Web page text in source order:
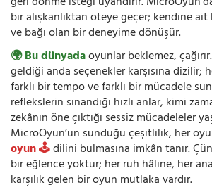
bir alışkanlıktan öteye geçer; kendine
ve bağı olan bir deneyime dönüşür.
🌍 Bu dünyadaoyunlar beklemez,
geldiği anda seçenekler karşısına dizilir;
farklı bir tempo ve farklı bir mücadele
reflekslerin sınandığı hızlı anlar, kimi
zekânın öne çıktığı sessiz mücadeleler
MicroOyun’un sunduğu çeşitlilik, her
oyun 🕹️dilini bulmasına imkân tanır.
bir eğlence yoktur; her ruh hâline, her
karşılık gelen bir oyun mutlaka vardır.